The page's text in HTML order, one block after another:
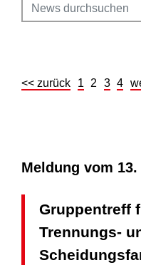
<< zurück 1 2 3 4
Meldung vom
Gruppentreff
Trennungs-